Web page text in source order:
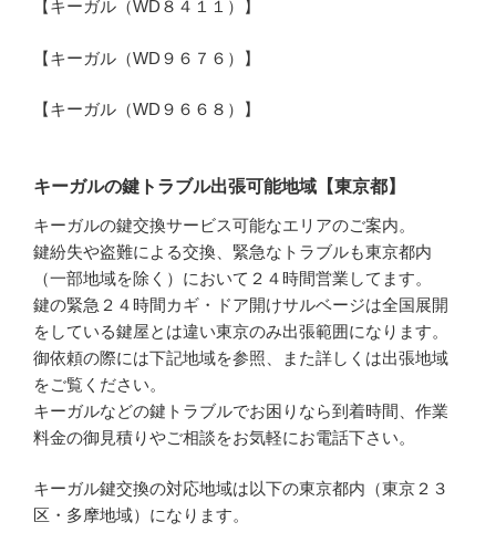
【キーガル（WD８４１１）】
【キーガル（WD９６７６）】
【キーガル（WD９６６８）】
キーガルの鍵トラブル出張可能地域【東京都】
キーガルの鍵交換サービス可能なエリアのご案内。
鍵紛失や盗難による交換、緊急なトラブルも東京都内
（一部地域を除く）において２４時間営業してます。
鍵の緊急２４時間カギ・ドア開けサルベージは全国展開
をしている鍵屋とは違い東京のみ出張範囲になります。
御依頼の際には下記地域を参照、また詳しくは出張地域
をご覧ください。
キーガルなどの鍵トラブルでお困りなら到着時間、作業
料金の御見積りやご相談をお気軽にお電話下さい。
キーガル鍵交換の対応地域は以下の東京都内（東京２３
区・多摩地域）になります。